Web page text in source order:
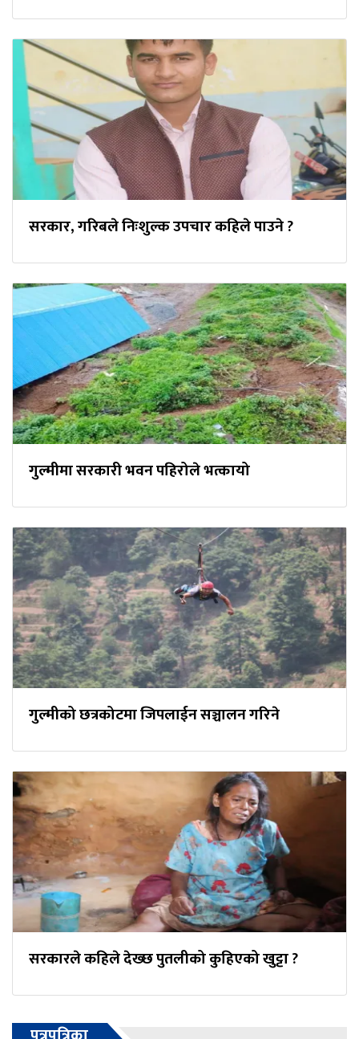
सरकार, गरिबले निःशुल्क उपचार कहिले पाउने ?
गुल्मीमा सरकारी भवन पहिरोले भत्कायो
गुल्मीको छत्रकोटमा जिपलाईन सञ्चालन गरिने
सरकारले कहिले देख्छ पुतलीको कुहिएको खुट्टा ?